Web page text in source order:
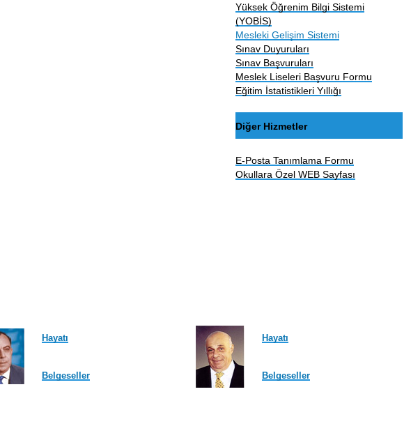
Yüksek Öğrenim Bilgi Sistemi
(YOBİS)
Mesleki Gelişim Sistemi
Sınav Duyuruları
Sınav Başvuruları
Meslek Liseleri Başvuru Formu
Eğitim İstatistikleri Yıllığı
Diğer Hizmetler
E-Posta Tanımlama Formu
Okullara Özel WEB Sayfası
Hayatı
Belgeseller
Hayatı
Belgeseller